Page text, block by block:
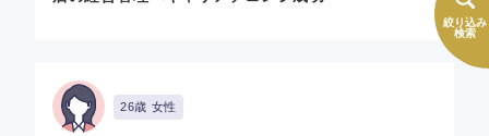
絞り込み
検索
26歳 女性